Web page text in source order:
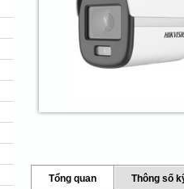
Tổng quan Thông số